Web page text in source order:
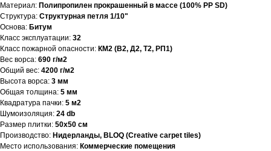
Материал: Полипропилен прокрашенный в массе (100% PP SD)
Структура: Структурная петля 1/10"
Основа: Битум
Класс эксплуатации: 32
Класс пожарной опасности: КМ2 (В2, Д2, Т2, РП1)
Вес ворса: 690 г/м2
Общий вес: 4200 г/м2
Высота ворса: 3 мм
Общая толщина: 5 мм
Квадратура пачки: 5 м2
Шумоизоляция: 24 db
Размер плитки: 50х50 см
Производство: Нидерланды, BLOQ (Creative carpet tiles)
Место использования: Коммерческие помещения